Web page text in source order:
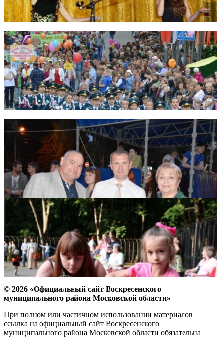
© 2026 «Официальный сайт Воскресенского
муниципального района Московской области»
При полном или частичном использовании материалов
ссылка на официальный сайт Воскресенского
муниципального района Московской области обязательна